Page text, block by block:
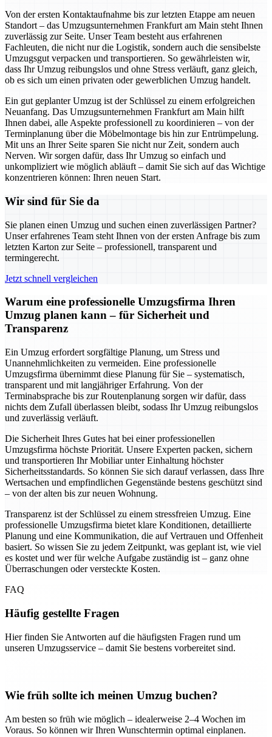
Von der ersten Kontaktaufnahme bis zur letzten Etappe am neuen
Standort – das Umzugsunternehmen Frankfurt am Main steht Ihnen
zuverlässig zur Seite. Unser Team besteht aus erfahrenen
Fachleuten, die nicht nur die Logistik, sondern auch die sensibelste
Umzugsgut verpacken und transportieren. So gewährleisten wir,
dass Ihr Umzug reibungslos und ohne Stress verläuft, ganz gleich,
ob es sich um einen privaten oder gewerblichen Umzug handelt.
Ein gut geplanter Umzug ist der Schlüssel zu einem erfolgreichen
Neuanfang. Das Umzugsunternehmen Frankfurt am Main hilft
Ihnen dabei, alle Aspekte professionell zu koordinieren – von der
Terminplanung über die Möbelmontage bis hin zur Entrümpelung.
Mit uns an Ihrer Seite sparen Sie nicht nur Zeit, sondern auch
Nerven. Wir sorgen dafür, dass Ihr Umzug so einfach und
unkompliziert wie möglich abläuft – damit Sie sich auf das Wichtige
konzentrieren können: Ihren neuen Start.
Wir sind für Sie da
Sie planen einen Umzug und suchen einen zuverlässigen Partner?
Unser erfahrenes Team steht Ihnen von der ersten Anfrage bis zum
letzten Karton zur Seite – professionell, transparent und
termingerecht.
Jetzt schnell vergleichen
Warum eine professionelle Umzugsfirma Ihren
Umzug planen kann – für Sicherheit und
Transparenz
Ein Umzug erfordert sorgfältige Planung, um Stress und
Unannehmlichkeiten zu vermeiden. Eine professionelle
Umzugsfirma übernimmt diese Planung für Sie – systematisch,
transparent und mit langjähriger Erfahrung. Von der
Terminabsprache bis zur Routenplanung sorgen wir dafür, dass
nichts dem Zufall überlassen bleibt, sodass Ihr Umzug reibungslos
und zuverlässig verläuft.
Die Sicherheit Ihres Gutes hat bei einer professionellen
Umzugsfirma höchste Priorität. Unsere Experten packen, sichern
und transportieren Ihr Mobiliar unter Einhaltung höchster
Sicherheitsstandards. So können Sie sich darauf verlassen, dass Ihre
Wertsachen und empfindlichen Gegenstände bestens geschützt sind
– von der alten bis zur neuen Wohnung.
Transparenz ist der Schlüssel zu einem stressfreien Umzug. Eine
professionelle Umzugsfirma bietet klare Konditionen, detaillierte
Planung und eine Kommunikation, die auf Vertrauen und Offenheit
basiert. So wissen Sie zu jedem Zeitpunkt, was geplant ist, wie viel
es kostet und wer für welche Aufgabe zuständig ist – ganz ohne
Überraschungen oder versteckte Kosten.
FAQ
Häufig gestellte Fragen
Hier finden Sie Antworten auf die häufigsten Fragen rund um
unseren Umzugsservice – damit Sie bestens vorbereitet sind.
Wie früh sollte ich meinen Umzug buchen?
Am besten so früh wie möglich – idealerweise 2–4 Wochen im
Voraus. So können wir Ihren Wunschtermin optimal einplanen.